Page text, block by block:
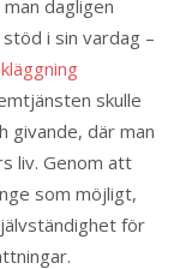
dagligen
i sin vardag –
skulle
givande, där man
liv. Genom att
som möjligt,
för